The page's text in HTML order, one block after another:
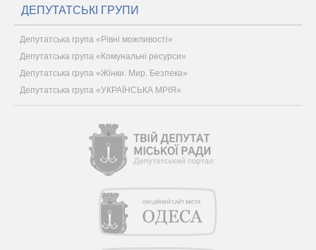
ДЕПУТАТСЬКІ ГРУПИ
Депутатська група «Рівні можливості»
Депутатська група «Комунальні ресурси»
Депутатська група «Жінки. Мир. Безпека»
Депутатська група «УКРАЇНСЬКА МРІЯ»